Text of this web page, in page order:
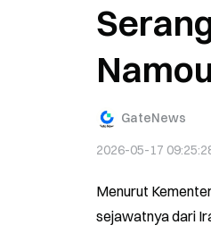
GateNews
2026-05-17
Menurut
sejawatnya dari